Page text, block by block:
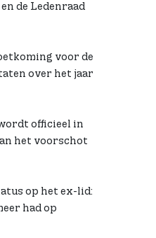
de Ledenraad
voor de
over het jaar
officieel in
het voorschot
op het ex-lid:
had op